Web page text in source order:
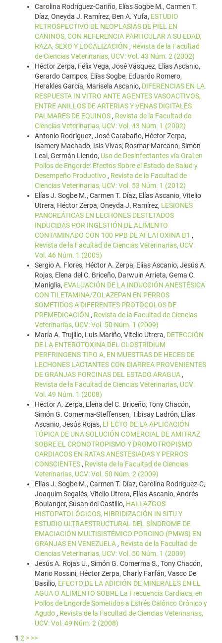
Carolina Rodríguez-Cariño, Elías Sogbe M., Carmen T.
Díaz, Oneyda J. Ramírez, Ben A. Yufa, ESTUDIO
RETROSPECTIVO DE NEOPLASIAS DE PIEL EN
CANINOS, CON REFERENCIA PARTICULAR A SU EDAD,
RAZA, SEXO Y LOCALIZACIÓN , Revista de la Facultad
de Ciencias Veterinarias, UCV: Vol. 43 Núm. 2 (2002)
Héctor Zerpa, Félix Vega, José Vásquez, Elías Ascanio,
Gerardo Campos, Elías Sogbe, Eduardo Romero,
Herakles García, Marisela Ascanio, DIFERENCIAS EN LA
RESPUESTA IN VITRO ANTE AGENTES VASOACTIVOS,
ENTRE ANILLOS DE ARTERIAS Y VENAS DIGITALES
PALMARES DE EQUINOS , Revista de la Facultad de
Ciencias Veterinarias, UCV: Vol. 43 Núm. 1 (2002)
Antonio Rodríguez, José Carabaño, Héctor Zerpa,
Isamery Machado, Isis Vivas, Rosmar Marcano, Simón
Leal, Germán Liendo, Uso de Desinfectantes vía Oral en
Pollos de Engorde: Efectos Sobre el Estado de Salud y
Desempeño Productivo , Revista de la Facultad de
Ciencias Veterinarias, UCV: Vol. 53 Núm. 1 (2012)
Elías J. Sogbe M., Carmen T. Díaz, Elías Ascanio, Vitelio
Utrera, Héctor Zerpa, Oneyda J. Ramírez, LESIONES
PANCREÁTICAS EN LECHONES DESTETADOS
INDUCIDAS POR INGESTIÓN DE ALIMENTO
CONTAMINADO CON 100 PPB DE AFLATOXINA B1 ,
Revista de la Facultad de Ciencias Veterinarias, UCV:
Vol. 46 Núm. 1 (2005)
Sergio A. Flores, Héctor A. Zerpa, Elias Ascanio, Jesús A.
Rojas, Elena del C. Briceño, Darwuin Arrieta, Gema C.
Maniglia, EVALUACIÓN DE LA INDUCCIÓN ANESTÉSICA
CON TILETAMINA/ZOLAZEPAN EN PERROS
SOMETIDOS A DIFERENTES PROTOCOLOS DE
PREMEDICACIÓN , Revista de la Facultad de Ciencias
Veterinarias, UCV: Vol. 50 Núm. 1 (2009)
María A. Trujillo, Luis Mariño, Vitelio Utrera, DETECCIÓN
DE LA ENTEROTOXINA DEL CLOSTRIDIUM
PERFRINGENS TIPO A, EN MUESTRAS DE HECES DE
LECHONES LACTANTES CON DIARREA PROVENIENTES
DE GRANJAS PORCINAS DEL ESTADO ARAGUA ,
Revista de la Facultad de Ciencias Veterinarias, UCV:
Vol. 49 Núm. 1 (2008)
Héctor A. Zerpa, Elena del C. Briceño, Tony Chacón,
Simón G. Comerma-Steffensen, Tibisay Ladrón, Elías
Ascanio, Jesús Rojas, EFECTO DE LA APLICACIÓN
TÓPICA DE UNA SOLUCIÓN COMERCIAL DE AMITRAZ
SOBRE EL CRONOTROPISMO Y DROMOTROPISMO
CARDIACOS EN RATAS ANESTESIADAS Y PERROS
CONSCIENTES , Revista de la Facultad de Ciencias
Veterinarias, UCV: Vol. 50 Núm. 2 (2009)
Elías J. Sogbe M., Carmen T. Díaz, Carolina Rodríguez-C,
Joaquim Segalés, Vitelio Utrera, Elías Ascanio, Andrés
Boulanger, Susan del Castillo, HALLAZGOS
HISTOPATOLÓGICOS, HIBRIDIZACIÓN IN SITU Y
ESTUDIO ULTRAESTRUCTURAL DEL SÍNDROME DE
EMACIACIÓN MULTISISTÉMICO PORCINO (PMWS) EN
GRANJAS EN VENEZUELA , Revista de la Facultad de
Ciencias Veterinarias, UCV: Vol. 50 Núm. 1 (2009)
Jesús A. Rojas U., Simón G. Comerma S., Tony Chacón,
Mario Rossini, Héctor Zerpa, Charly Farfán, Vasco De
Basilio, EFECTO DE LA ADICIÓN DE MINERALES EN EL
AGUA O ALIMENTO SOBRE La Frecuencia Cardiaca, en
Pollos de Engorde Sometidos a Estrés Calórico Crónico y
Agudo , Revista de la Facultad de Ciencias Veterinarias,
UCV: Vol. 49 Núm. 2 (2008)
1 2 > >>